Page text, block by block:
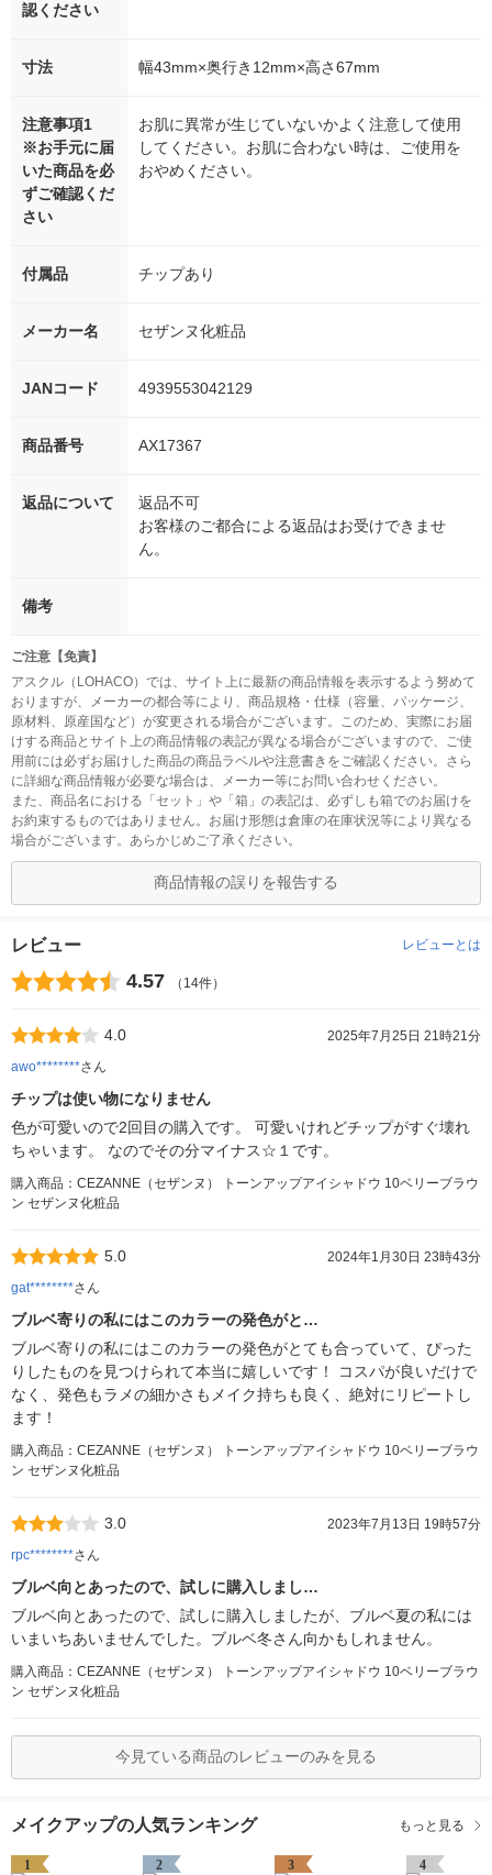
認ください
寸法 幅43mm×奥行き12mm×高さ67mm
注意事項1
※お手元に届
いた商品を必
ずご確認くだ
さい
お肌に異常が生じていないかよく注意して使用
してください。お肌に合わない時は、ご使用を
おやめください。
付属品 チップあり
メーカー名 セザンヌ化粧品
JANコード 4939553042129
商品番号 AX17367
返品について
返品不可
お客様のご都合による返品はお受けできませ
ん。
備考
ご注意【免責】
アスクル（LOHACO）では、サイト上に最新の商品情報を表示するよう努めて
おりますが、メーカーの都合等により、商品規格・仕様（容量、パッケージ、
原材料、原産国など）が変更される場合がございます。このため、実際にお届
けする商品とサイト上の商品情報の表記が異なる場合がございますので、ご使
用前には必ずお届けした商品の商品ラベルや注意書きをご確認ください。さら
に詳細な商品情報が必要な場合は、メーカー等にお問い合わせください。
また、商品名における「セット」や「箱」の表記は、必ずしも箱でのお届けを
お約束するものではありません。お届け形態は倉庫の在庫状況等により異なる
場合がございます。あらかじめご了承ください。
商品情報の誤りを報告する
レビュー レビューとは
4.57 （14件）
4.0
2025年7月25日 21時21分
awo********さん
チップは使い物になりません
色が可愛いので2回目の購入です。 可愛いけれどチップがすぐ壊れ
ちゃいます。 なのでその分マイナス☆１です。
購入商品：CEZANNE（セザンヌ） トーンアップアイシャドウ 10ベリーブラウ
ン セザンヌ化粧品
5.0
2024年1月30日 23時43分
gat********さん
ブルベ寄りの私にはこのカラーの発色がと…
ブルベ寄りの私にはこのカラーの発色がとても合っていて、ぴった
りしたものを見つけられて本当に嬉しいです！ コスパが良いだけで
なく、発色もラメの細かさもメイク持ちも良く、絶対にリピートし
ます！
購入商品：CEZANNE（セザンヌ） トーンアップアイシャドウ 10ベリーブラウ
ン セザンヌ化粧品
3.0
2023年7月13日 19時57分
rpc********さん
ブルベ向とあったので、試しに購入しまし…
ブルベ向とあったので、試しに購入しましたが、ブルベ夏の私には
いまいちあいませんでした。ブルベ冬さん向かもしれません。
購入商品：CEZANNE（セザンヌ） トーンアップアイシャドウ 10ベリーブラウ
ン セザンヌ化粧品
今見ている商品のレビューのみを見る
メイクアップの人気ランキング もっと見る
1 2 3 4